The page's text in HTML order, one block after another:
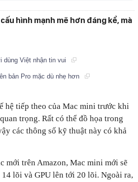
hình mạnh mẽ hơn đáng kể, mà
Việt nhận tin vui
bản Pro mặc dù nhẹ hơn
hệ tiếp theo của Mac mini trước khi
trọng. Rất có thể đồ họa trong
các thông số kỹ thuật này có khả
mới trên Amazon, Mac mini mới sẽ
lõi và GPU lên tới 20 lõi. Ngoài ra,